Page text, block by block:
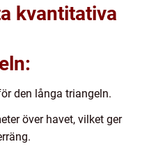
kvantitativa
den långa triangeln.
över havet, vilket ger